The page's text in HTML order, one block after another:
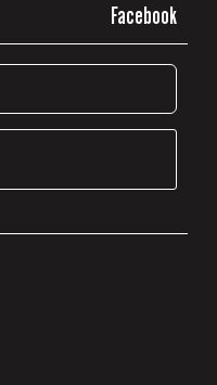
Facebook